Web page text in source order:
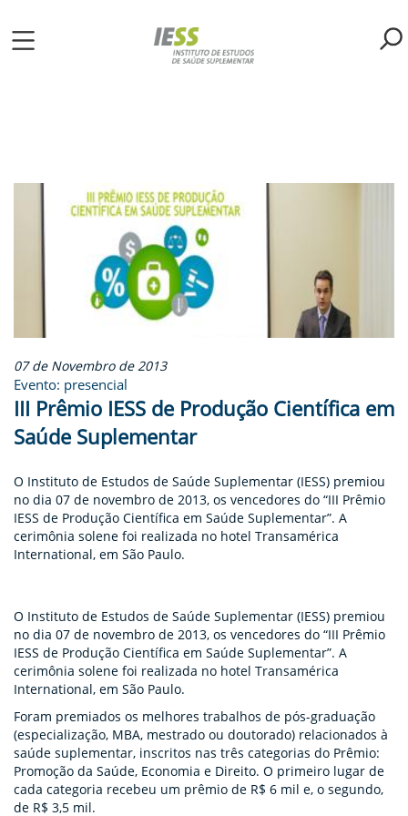
para
IESS
07 de Novembro de 2013
Evento: presencial
III Prêmio IESS de Produção Científica em
Saúde Suplementar
O Instituto de Estudos de Saúde Suplementar (IESS) premiou
no dia 07 de novembro de 2013, os vencedores do “III Prêmio
IESS de Produção Científica em Saúde Suplementar”. A
cerimônia solene foi realizada no hotel Transamérica
International, em São Paulo.
O Instituto de Estudos de Saúde Suplementar (IESS) premiou
no dia 07 de novembro de 2013, os vencedores do “III Prêmio
IESS de Produção Científica em Saúde Suplementar”. A
cerimônia solene foi realizada no hotel Transamérica
International, em São Paulo.
Foram premiados os melhores trabalhos de pós-graduação
(especialização, MBA, mestrado ou doutorado) relacionados à
saúde suplementar, inscritos nas três categorias do Prêmio:
Promoção da Saúde, Economia e Direito. O primeiro lugar de
cada categoria recebeu um prêmio de R$ 6 mil e, o segundo,
de R$ 3,5 mil.